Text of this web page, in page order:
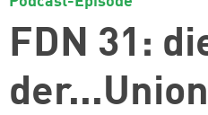
FDN 31:
der...Union